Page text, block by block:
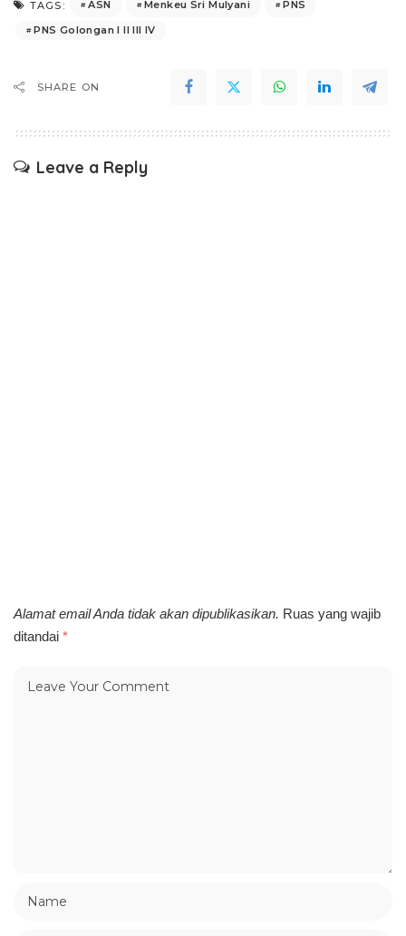
TAGS: ASN Menkeu Sri Mulyani
PNS
PNS Golongan I II III IV
SHARE ON
Leave a Reply
Alamat email Anda tidak akan dipublikasikan. Ruas yang wajib
ditandai *